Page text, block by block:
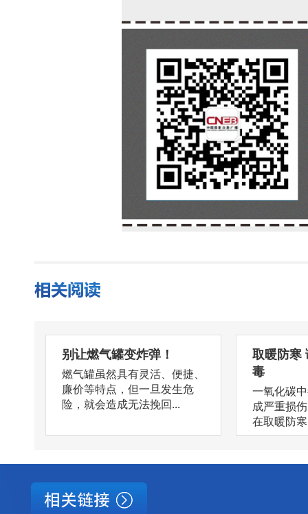
别让燃气罐变炸弹！
燃气罐虽然具有灵活、便捷、
廉价等特点，但一旦发生危
险，就会造成无法挽回...
取暖防寒
毒
一氧化碳
成严重损
在取暖防